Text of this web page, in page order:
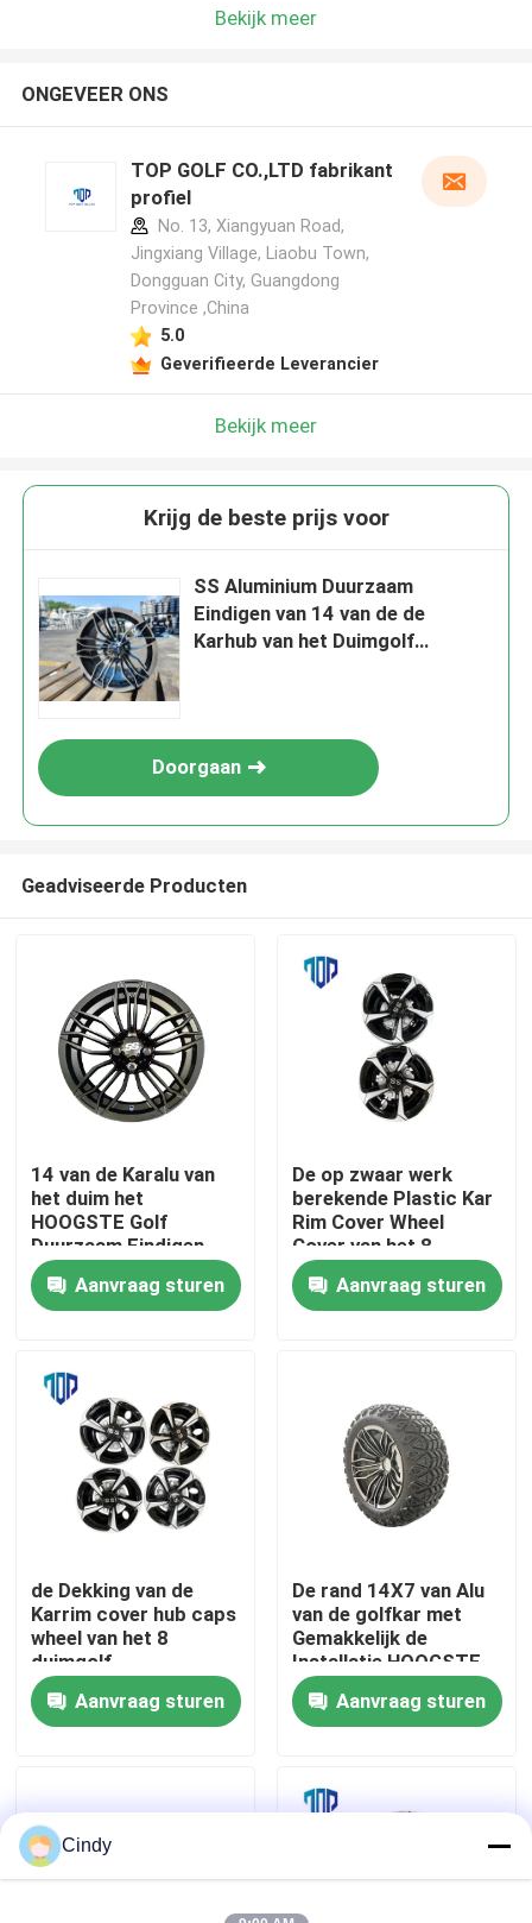
Huis
Producten
Ongeveer ons
Fabrieksreis
Kwaliteitscontrole
Contact de V.S.
Nieuws
Het Wieldekking van de golfkar
Het Dashboard van de golfkar
Bekijk meer
ONGEVEER ONS
TOP GOLF CO.,LTD fabrikant
profiel
No. 13, Xiangyuan Road,
Jingxiang Village, Liaobu Town,
Dongguan City, Guangdong
Province ,China
5.0
Geverifieerde Leverancier
Bekijk meer
Krijg de beste prijs voor
SS Aluminium Duurzaam
Eindigen van 14 van de de
Karhub van het Duimgolf
Doorgaan
Geadviseerde Producten
14 van de Karalu van
het duim het
HOOGSTE Golf
Duurzaam Eindigen
van de randchrome
Aanvraag sturen
De op zwaar werk
berekende Plastic Kar
Rim Cover Wheel
Cover van het 8
Duimgolf van ABC
Aanvraag sturen
de Dekking van de
Karrim cover hub caps
wheel van het 8
duimgolf
Aanvraag sturen
De rand 14X7 van Alu
van de golfkar met
Gemakkelijk de
Installatie HOOGSTE
Golf van 23X10.5-14
Aanvraag sturen
Cindy